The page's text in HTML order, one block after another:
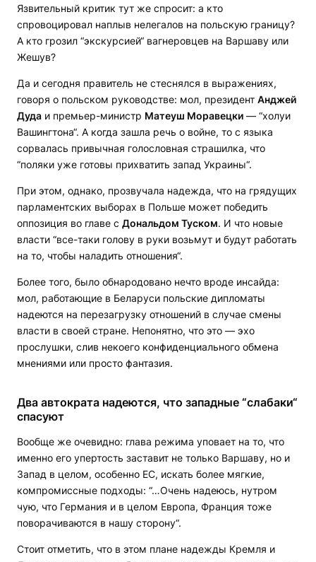
Язвительный критик тут же спросит: а кто
спровоцировал наплыв нелегалов на польскую границу?
А кто грозил “экскурсией“ вагнеровцев на Варшаву или
Жешув?
Да и сегодня правитель не стеснялся в выражениях,
говоря о польском руководстве: мол, президент Анджей
Дуда и премьер-министр Матеуш Моравецки — “холуи
Вашингтона“. А когда зашла речь о войне, то с языка
сорвалась привычная голословная страшилка, что
“поляки уже готовы прихватить запад Украины“.
При этом, однако, прозвучала надежда, что на грядущих
парламентских выборах в Польше может победить
оппозиция во главе с Дональдом Туском. И что новые
власти “все-таки голову в руки возьмут и будут работать
на то, чтобы наладить отношения“.
Более того, было обнародовано нечто вроде инсайда:
мол, работающие в Беларуси польские дипломаты
надеются на перезагрузку отношений в случае смены
власти в своей стране. Непонятно, что это — эхо
прослушки, слив некоего конфиденциального обмена
мнениями или просто фантазия.
Два автократа надеются, что западные “слабаки“
спасуют
Вообще же очевидно: глава режима уповает на то, что
именно его упертость заставит не только Варшаву, но и
Запад в целом, особенно ЕС, искать более мягкие,
компромиссные подходы: “…Очень надеюсь, нутром
чую, что Германия и в целом Европа, Франция тоже
поворачиваются в нашу сторону“.
Стоит отметить, что в этом плане надежды Кремля и